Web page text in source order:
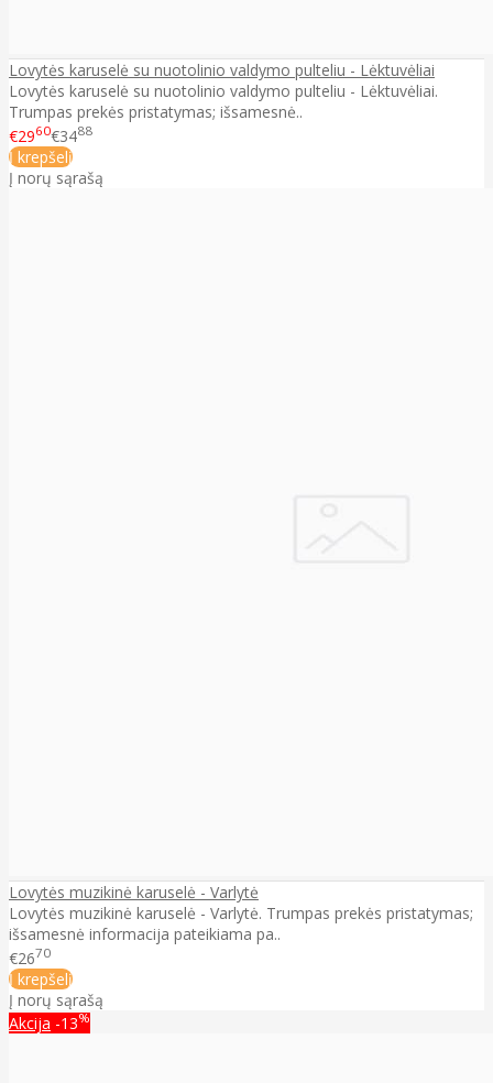
Lovytės karuselė su nuotolinio valdymo pulteliu - Lėktuvėliai
Lovytės karuselė su nuotolinio valdymo pulteliu - Lėktuvėliai.
Trumpas prekės pristatymas; išsamesnė..
€2960€3488
Į krepšelį
Į norų sąrašą
Lovytės muzikinė karuselė - Varlytė
Lovytės muzikinė karuselė - Varlytė. Trumpas prekės pristatymas;
išsamesnė informacija pateikiama pa..
€2670
Į krepšelį
Į norų sąrašą
Akcija -13%